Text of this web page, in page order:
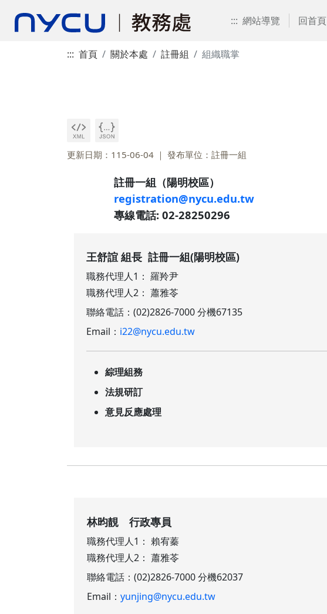
::: 網站導覽 回首頁
::: 首頁 關於本處 註冊組 組織職掌
更新日期：115-06-04 發布單位：註冊一組
註冊一組（陽明校區）
registration@nycu.edu.tw
專線電話: 02-28250296
王舒誼 組長 註冊一組(陽明校區)
職務代理人1： 羅羚尹
職務代理人2： 蕭雅苓
聯絡電話：(02)2826-7000 分機67135
Email： i22@nycu.edu.tw
綜理組務
法規研訂
意見反應處理
林昀靚 行政專員
職務代理人1： 賴宥蓁
職務代理人2： 蕭雅苓
聯絡電話：(02)2826-7000 分機62037
Email： yunjing@nycu.edu.tw